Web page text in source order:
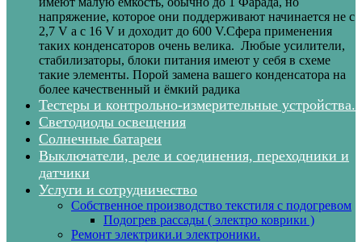
напряжение, которое они поддерживают начинается не с
2,7 V а с 16 V и доходит до 600 V.Сфера применения
таких конденсаторов очень велика. Любые усилители,
стабилизаторы, блоки питания имеют у себя в схеме
такие элементы. Порой замена вашего конденсатора на
более качественный и ёмкий радика
Тестеры и контрольно-измерительные устройства.
Светодиоды освещения
Солнечные батареи
Выключатели, реле и соединения, переходники и
датчики
Услуги и сотрудничество
Собственное производство текстиля с подогревом
Подогрев рассады ( электро коврики )
Ремонт электрики.и электроники.